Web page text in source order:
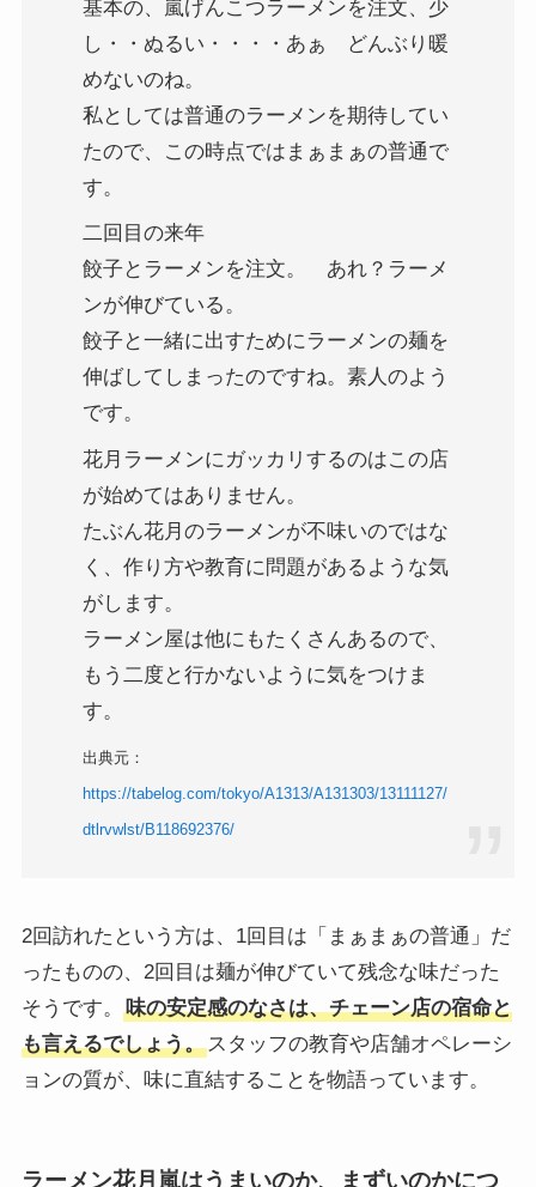
基本の、嵐げんこつラーメンを注文、少
し・・ぬるい・・・・あぁ どんぶり暖
めないのね。
私としては普通のラーメンを期待してい
たので、この時点ではまぁまぁの普通で
す。
二回目の来年
餃子とラーメンを注文。 あれ？ラーメ
ンが伸びている。
餃子と一緒に出すためにラーメンの麺を
伸ばしてしまったのですね。素人のよう
です。
花月ラーメンにガッカリするのはこの店
が始めてはありません。
たぶん花月のラーメンが不味いのではな
く、作り方や教育に問題があるような気
がします。
ラーメン屋は他にもたくさんあるので、
もう二度と行かないように気をつけま
す。
出典元：
https://tabelog.com/tokyo/A1313/A131303/13111127/
dtlrvwlst/B118692376/
2回訪れたという方は、1回目は「まぁまぁの普通」だ
ったものの、2回目は麺が伸びていて残念な味だった
そうです。
味の安定感のなさは、チェーン店の宿命と
も言えるでしょう。スタッフの教育や店舗オペレーシ
ョンの質が、味に直結することを物語っています。
ラーメン花月嵐はうまいのか、まずいのかにつ